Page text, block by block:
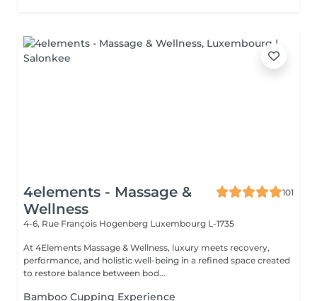
4elements - Massage &
Wellness
101
4-6, Rue François Hogenberg Luxembourg L-1735
At 4Elements Massage & Wellness, luxury meets recovery,
performance, and holistic well-being in a refined space created
to restore balance between bod...
Bamboo Cupping Experience